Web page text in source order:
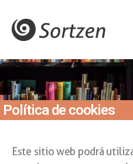
Política de cookies
Este sitio web podrá